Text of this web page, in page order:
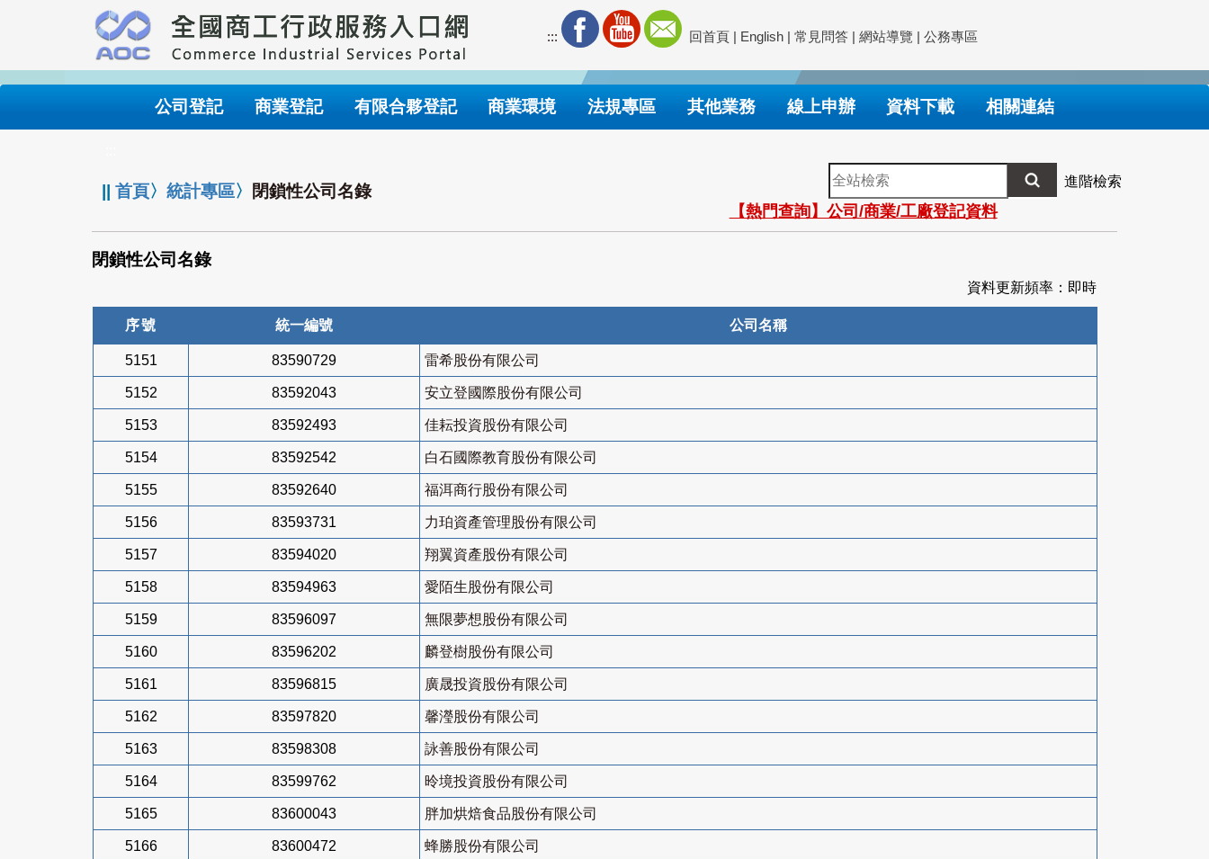
要
內
::: 回首頁 | English | 常見問答 | 網站導覽 | 公務專區
公司登記 商業登記 有限合夥登記 商業環境 法規專區 其他業務 線上申辦 資料下載 相關連結
||首頁〉統計專區〉 閉鎖性公司名錄
全
站
檢
索
進階檢索
【熱門查詢】公司/商業/工廠登記資料
閉鎖性公司名錄
資料更新頻率：即時
序號 統一編號 公司名稱
5151 83590729 雷希股份有限公司
5152 83592043 安立登國際股份有限公司
5153 83592493 佳耘投資股份有限公司
5154 83592542 白石國際教育股份有限公司
5155 83592640 福洱商行股份有限公司
5156 83593731 力珀資產管理股份有限公司
5157 83594020 翔翼資產股份有限公司
5158 83594963 愛陌生股份有限公司
5159 83596097 無限夢想股份有限公司
5160 83596202 麟登樹股份有限公司
5161 83596815 廣晟投資股份有限公司
5162 83597820 馨瀅股份有限公司
5163 83598308 詠善股份有限公司
5164 83599762 昤境投資股份有限公司
5165 83600043 胖加烘焙食品股份有限公司
5166 83600472 蜂勝股份有限公司